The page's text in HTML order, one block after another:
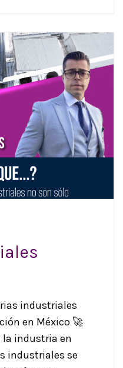
industriales
en México 🚀
la industria en
industriales se